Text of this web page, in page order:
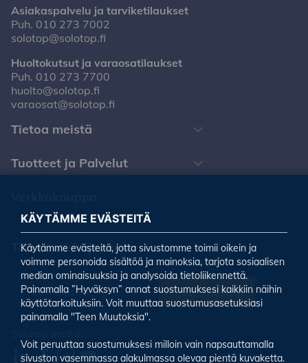
Asiakaspalvelu ja tarviketilaukset
Puh. 010 273 7002
solotop@solotop.fi
Huoltokutsut ja varaosatilaukset
Puh. 010 273 7700
huolto@solotop.fi
varaosat@solotop.fi
Tietoa meistä
Tuotteet ja Palvelut
Tilaa uutiskirjeemme
Tilaa uutiskirje
KÄYTÄMME EVÄSTEITÄ
Käytämme evästeitä, jotta sivustomme toimii oikein ja
voimme personoida sisältöä ja mainoksia, tarjota sosiaalisen
median ominaisuuksia ja analysoida tietoliikennettä.
Painamalla ”Hyväksyn” annat suostumuksesi kaikkiin näihin
käyttötarkoituksiin. Voit muuttaa suostumusasetuksiasi
painamalla "Teen Muutoksia".
Voit peruuttaa suostumuksesi milloin vain napsauttamalla
sivuston vasemmassa alakulmassa olevaa pientä kuvaketta.